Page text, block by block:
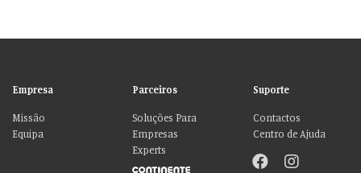
Empresa
Missão
Equipa
Parceiros
Soluções Para
Empresas
Experts
Suporte
Contactos
Centro de Ajuda